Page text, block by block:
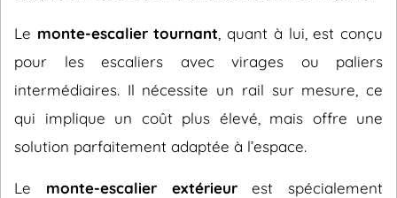
Le monte-escalier tournant , quant à lui, est conçu
pour les escaliers avec virages ou paliers
intermédiaires. Il nécessite un rail sur mesure, ce
qui implique un coût plus élevé, mais offre une
solution parfaitement adaptée à l’espace.
Le monte-escalier extérieurest spécialement